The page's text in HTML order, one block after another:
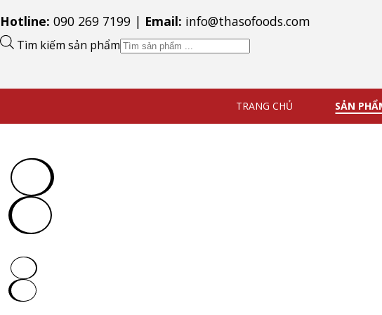
Hotline: 090 269 7199 | Email: info@thasofoods.com
Tìm kiếm sản phẩm
TRANG CHỦ SẢN
Rau Xà Lách Simply